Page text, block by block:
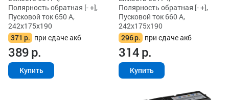
Полярность обратная [- +],
Пусковой ток 650 А,
242x175x190
371 р. при сдаче акб
389р.
Купить
Полярность обратная [- +],
Пусковой ток 660 А,
242x175x190
296р. при сдаче акб
314р.
Купить